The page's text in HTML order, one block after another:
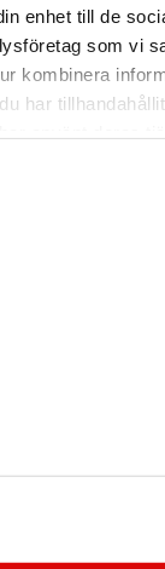
enhet till de
som vi
kombinera
har